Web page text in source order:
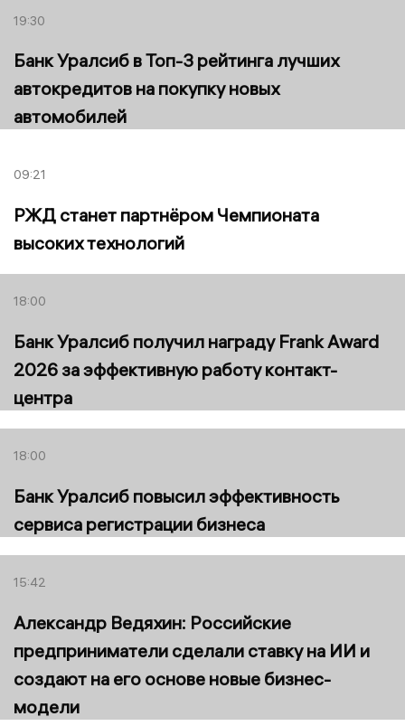
19:30
Банк Уралсиб в Топ-3 рейтинга лучших
автокредитов на покупку новых
автомобилей
09:21
РЖД станет партнёром Чемпионата
высоких технологий
18:00
Банк Уралсиб получил награду Frank Award
2026 за эффективную работу контакт-
центра
18:00
Банк Уралсиб повысил эффективность
сервиса регистрации бизнеса
15:42
Александр Ведяхин: Российские
предприниматели сделали ставку на ИИ и
создают на его основе новые бизнес-
модели